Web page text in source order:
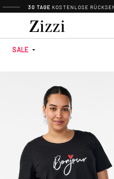
30 TAGE KOSTENLOSE
SALE